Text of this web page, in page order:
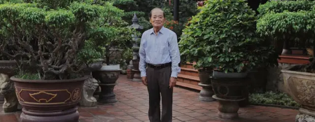
tiến về phía trước.